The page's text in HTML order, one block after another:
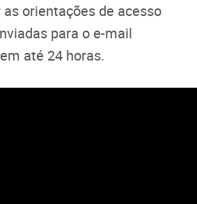
as orientações de acesso
para o e-mail
até 24 horas.